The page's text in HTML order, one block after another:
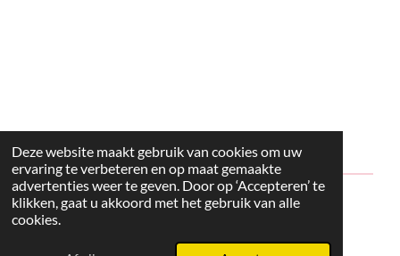
Deze website maakt gebruik van cookies om uw
ervaring te verbeteren en op maat gemaakte
advertenties weer te geven. Door op ‘Accepteren’ te
klikken, gaat u akkoord met het gebruik van alle
cookies.
© 2024 - 2026 Style2Maria